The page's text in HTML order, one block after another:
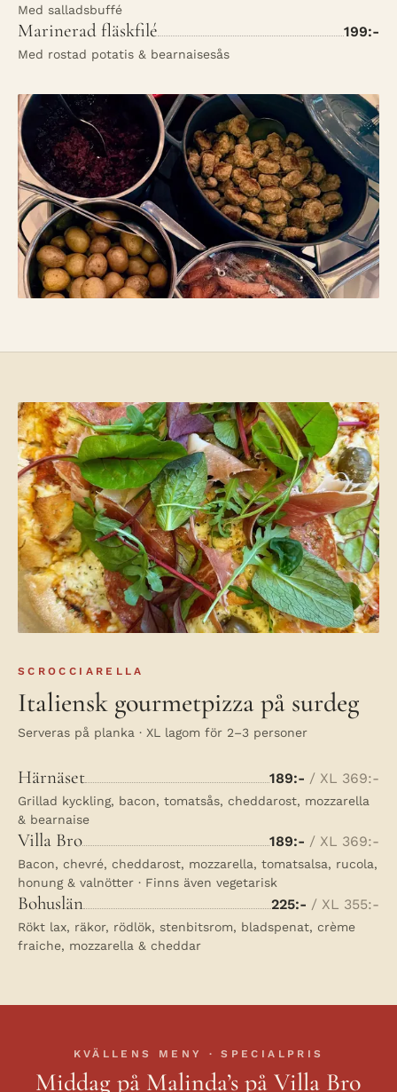
Med salladsbuffé
Marinerad fläskfilé 199:-
Med rostad potatis & bearnaisesås
SCROCCIARELLA
Italiensk gourmetpizza på surdeg
Serveras på planka · XL lagom för 2–3 personer
Härnäset 189:- / XL 369:-
Grillad kyckling, bacon, tomatsås, cheddarost, mozzarella
& bearnaise
Villa Bro 189:- / XL 369:-
Bacon, chevré, cheddarost, mozzarella, tomatsalsa, rucola,
honung & valnötter · Finns även vegetarisk
Bohuslän 225:- / XL 355:-
Rökt lax, räkor, rödlök, stenbitsrom, bladspenat, crème
fraiche, mozzarella & cheddar
KVÄLLENS MENY · SPECIALPRIS
Middag på Malinda’s på Villa Bro